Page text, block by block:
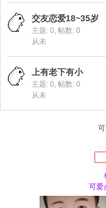
交友恋爱18~35岁
主题: 0, 帖数: 0
从未
上有老下有小
主题: 0, 帖数: 0
从未
可爱